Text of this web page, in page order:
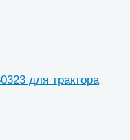
для трактора